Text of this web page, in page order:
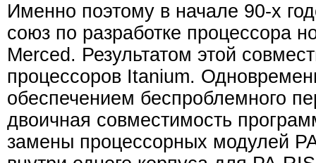
Именно поэтому в начале 90-х
союз по разработке процессора
Merced. Результатом этой
процессоров Itanium.
обеспечением беспроблемного
двоичная совместимость
замены процессорных модулей